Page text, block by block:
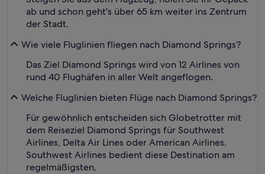
ab und schon geht's über 65 km weiter ins Zentrum
der Stadt.
Wie viele Fluglinien fliegen nach Diamond Springs?
Das Ziel Diamond Springs wird von 12 Airlines von
rund 40 Flughäfen in aller Welt angeflogen.
Welche Fluglinien bieten Flüge nach Diamond Springs?
Für gewöhnlich entscheiden sich Globetrotter mit
dem Reiseziel Diamond Springs für Southwest
Airlines, Delta Air Lines oder American Airlines.
Southwest Airlines bedient diese Destination am
regelmäßigsten.